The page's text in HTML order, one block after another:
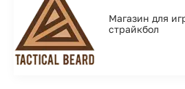
Магазин для
страйкбол